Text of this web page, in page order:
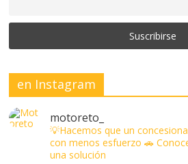
en Instagram
motoreto_
💡Hacemos que un
con menos esfuerzo 🚗
una solución